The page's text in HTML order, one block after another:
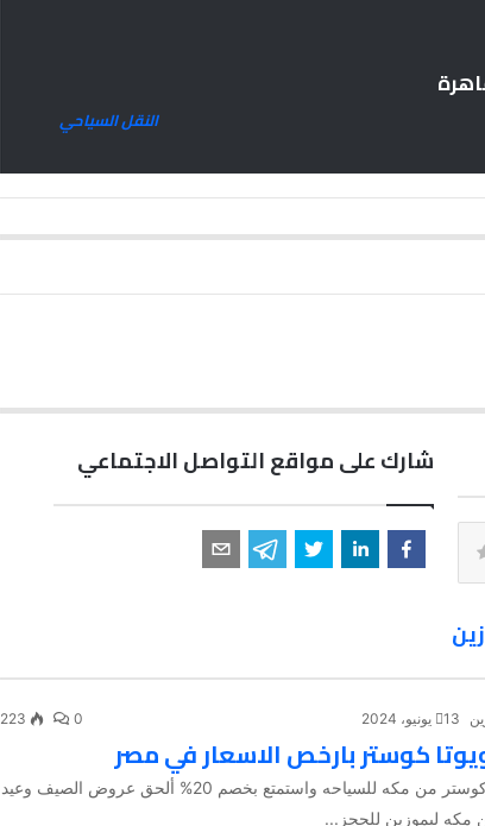
النقل السياحي
شارك على مواقع التواصل الاجتماعي
13 يونيو، 2024 0
223
كوستر بارخص الاسعار في مصر
أجر تويوتا كوستر من مكه للسياحه واستمتع بخصم 20% ألحق عروض الصيف وعيد
مكه ليموزين للحجز...